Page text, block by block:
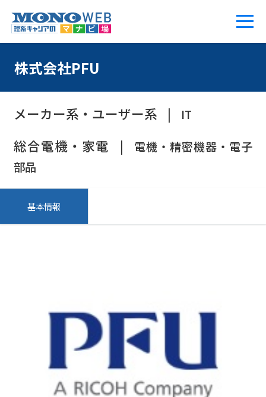
株式会社PFU
メーカー系・ユーザー系 IT
総合電機・家電
電機・精密機器・電子
部品
基本情報